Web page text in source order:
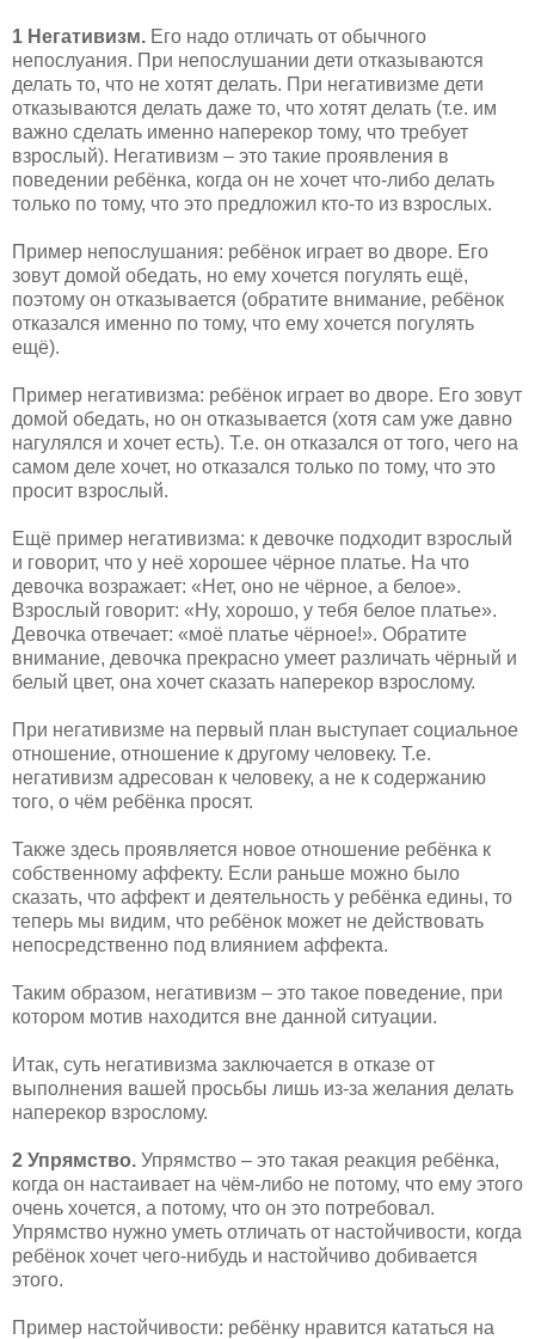
1 Негативизм. Его надо отличать от обычного
непослуания. При непослушании дети отказываются
делать то, что не хотят делать. При негативизме дети
отказываются делать даже то, что хотят делать (т.е. им
важно сделать именно наперекор тому, что требует
взрослый). Негативизм – это такие проявления в
поведении ребёнка, когда он не хочет что-либо делать
только по тому, что это предложил кто-то из взрослых.
Пример непослушания: ребёнок играет во дворе. Его
зовут домой обедать, но ему хочется погулять ещё,
поэтому он отказывается (обратите внимание, ребёнок
отказался именно по тому, что ему хочется погулять
ещё).
Пример негативизма: ребёнок играет во дворе. Его зовут
домой обедать, но он отказывается (хотя сам уже давно
нагулялся и хочет есть). Т.е. он отказался от того, чего на
самом деле хочет, но отказался только по тому, что это
просит взрослый.
Ещё пример негативизма: к девочке подходит взрослый
и говорит, что у неё хорошее чёрное платье. На что
девочка возражает: «Нет, оно не чёрное, а белое».
Взрослый говорит: «Ну, хорошо, у тебя белое платье».
Девочка отвечает: «моё платье чёрное!». Обратите
внимание, девочка прекрасно умеет различать чёрный и
белый цвет, она хочет сказать наперекор взрослому.
При негативизме на первый план выступает социальное
отношение, отношение к другому человеку. Т.е.
негативизм адресован к человеку, а не к содержанию
того, о чём ребёнка просят.
Также здесь проявляется новое отношение ребёнка к
собственному аффекту. Если раньше можно было
сказать, что аффект и деятельность у ребёнка едины, то
теперь мы видим, что ребёнок может не действовать
непосредственно под влиянием аффекта.
Таким образом, негативизм – это такое поведение, при
котором мотив находится вне данной ситуации.
Итак, суть негативизма заключается в отказе от
выполнения вашей просьбы лишь из-за желания делать
наперекор взрослому.
2 Упрямство. Упрямство – это такая реакция ребёнка,
когда он настаивает на чём-либо не потому, что ему этого
очень хочется, а потому, что он это потребовал.
Упрямство нужно уметь отличать от настойчивости, когда
ребёнок хочет чего-нибудь и настойчиво добивается
этого.
Пример настойчивости: ребёнку нравится кататься на